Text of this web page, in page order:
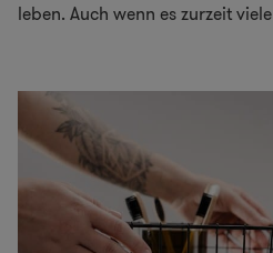
leben. Auch wenn es zurzeit viele